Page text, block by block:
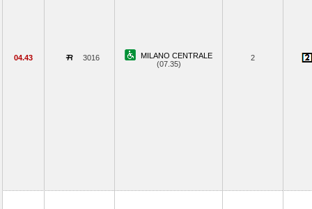
04.43 3016
MILANO CENTRALE
(07.35)
2